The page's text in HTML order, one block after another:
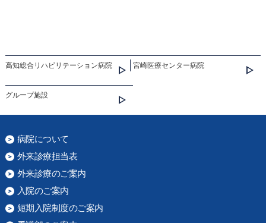
高知総合リハビリテーション病院 宮崎医療センター病院
グループ施設
病院について
外来診療担当表
外来診療のご案内
入院のご案内
短期入院制度のご案内